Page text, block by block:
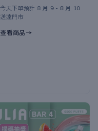
今天下單預計 8 月 9 - 8 月 10
送達門市
查看商品